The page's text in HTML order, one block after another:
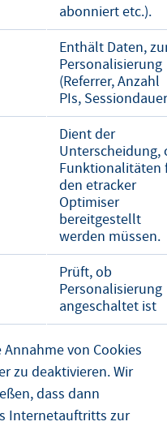
abonniert etc.).
Enthält Daten,
Personalisierung
(Referrer, Anzahl
PIs,
Dient der
Unterscheidung,
Funktionalitäten
den etracker
Optimiser
bereitgestellt
werden müssen.
Prüft, ob
Personalisierung
angeschaltet ist
von Cookies
zu deaktivieren. Wir
dass dann
Internetauftritts zur